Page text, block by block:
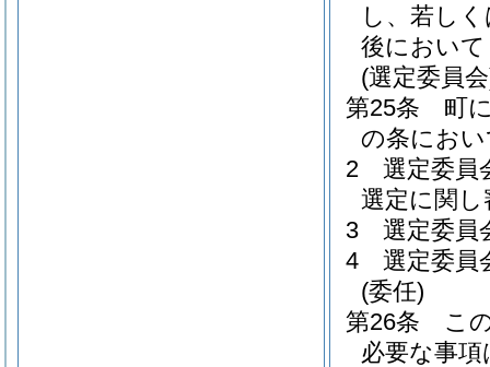
し、若し
後におい
(選定委員
第25条
町
の条にお
2
選定委員
選定に関
3
選定委員
4
選定委員
(委任)
第26条
こ
必要な事